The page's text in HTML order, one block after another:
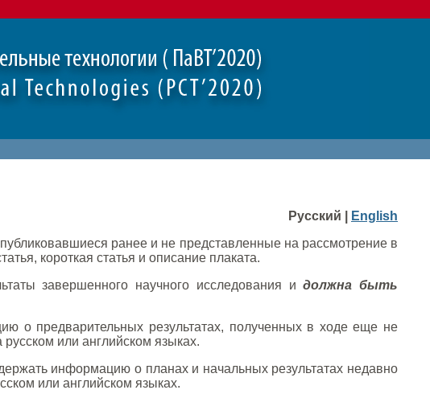
Русский |
English
ранее и не представленные на рассмотрение в
короткая статья и описание плаката.
завершенного научного исследования идолжна быть
предварительных результатах, полученных в ходе еще не
или английском языках.
информацию о планах и начальных результатах недавно
или английском языках.